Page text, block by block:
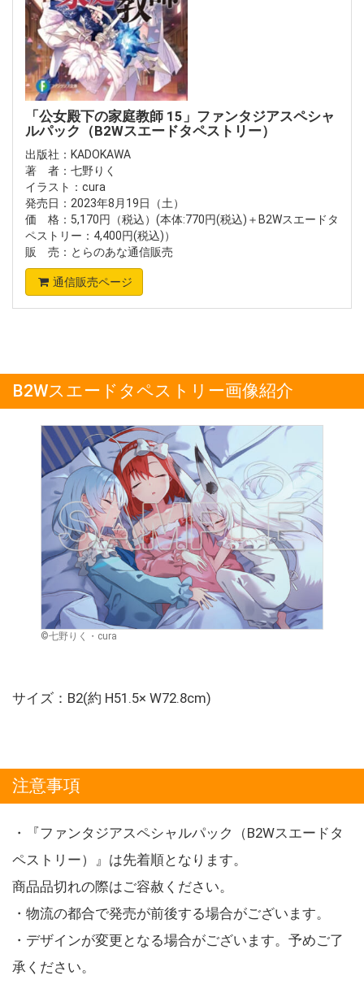
「公女殿下の家庭教師 15」ファンタジアスペシャ
ルパック（B2Wスエードタペストリー）
出版社：KADOKAWA
著 者：七野りく
イラスト：cura
発売日：2023年8月19日（土）
価 格：5,170円（税込）(本体:770円(税込)＋B2Wスエードタ
ペストリー：4,400円(税込)）
販 売：とらのあな通信販売
通信販売ページ
B2Wスエードタペストリー画像紹介
©七野りく・cura
サイズ：B2(約 H51.5× W72.8cm)
注意事項
・『ファンタジアスペシャルパック（B2Wスエードタ
ペストリー）』は先着順となります。
商品品切れの際はご容赦ください。
・物流の都合で発売が前後する場合がございます。
・デザインが変更となる場合がございます。予めご了
承ください。